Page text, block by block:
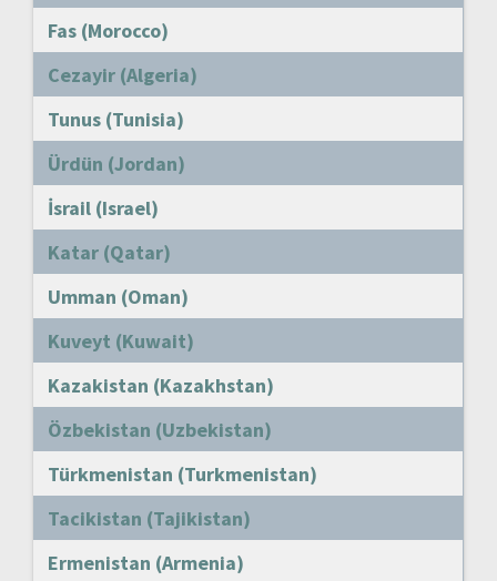
Fas (Morocco)
Cezayir (Algeria)
Tunus (Tunisia)
Ürdün (Jordan)
İsrail (Israel)
Katar (Qatar)
Umman (Oman)
Kuveyt (Kuwait)
Kazakistan (Kazakhstan)
Özbekistan (Uzbekistan)
Türkmenistan (Turkmenistan)
Tacikistan (Tajikistan)
Ermenistan (Armenia)